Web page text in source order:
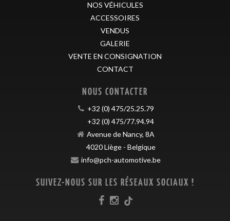
NOS VÉHICULES
ACCESSOIRES
VENDUS
GALERIE
VENTE EN CONSIGNATION
CONTACT
NOUS CONTACTER
+32 (0) 475/25.25.79
+32 (0) 475/77.94.94
Avenue de Nancy, 8A
4020Liège- Belgique
info@pch-automotive.be
SUIVEZ-NOUS SUR LES RÉSEAUX SOCIAUX !